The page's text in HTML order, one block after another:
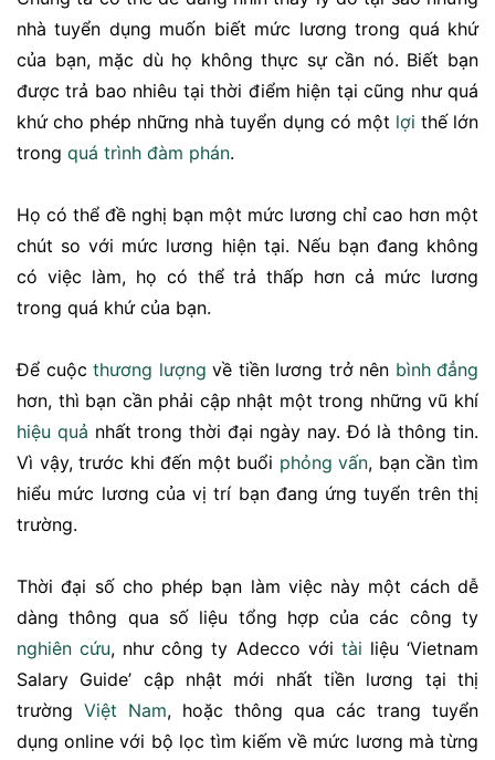
nhà tuyển dụng muốn biết mức lương trong quá khứ
của bạn, mặc dù họ không thực sự cần nó. Biết bạn
được trả bao nhiêu tại thời điểm hiện tại cũng như quá
khứ cho phép những nhà tuyển dụng có một lợi thế lớn
trong quá trình đàm phán.
Họ có thể đề nghị bạn một mức lương chỉ cao hơn một
chút so với mức lương hiện tại. Nếu bạn đang không
có việc làm, họ có thể trả thấp hơn cả mức lương
trong quá khứ của bạn.
Để cuộc thương lượng về tiền lương trở nên bình đẳng
hơn, thì bạn cần phải cập nhật một trong những vũ khí
hiệu quả nhất trong thời đại ngày nay. Đó là thông tin.
Vì vậy, trước khi đến một buổi phỏng vấn, bạn cần tìm
hiểu mức lương của vị trí bạn đang ứng tuyển trên thị
trường.
Thời đại số cho phép bạn làm việc này một cách dễ
dàng thông qua số liệu tổng hợp của các công ty
nghiên cứu, như công ty Adecco với tài liệu ‘Vietnam
Salary Guide’ cập nhật mới nhất tiền lương tại thị
trường Việt Nam, hoặc thông qua các trang tuyển
dụng online với bộ lọc tìm kiếm về mức lương mà từng